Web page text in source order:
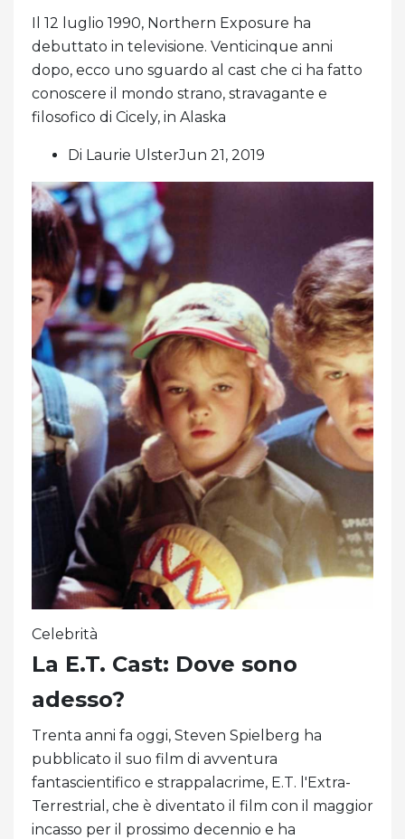
Il 12 luglio 1990, Northern Exposure ha
debuttato in televisione. Venticinque anni
dopo, ecco uno sguardo al cast che ci ha fatto
conoscere il mondo strano, stravagante e
filosofico di Cicely, in Alaska
Di Laurie UlsterJun 21, 2019
Celebrità
La E.T. Cast: Dove sono
adesso?
Trenta anni fa oggi, Steven Spielberg ha
pubblicato il suo film di avventura
fantascientifico e strappalacrime, E.T. l'Extra-
Terrestrial, che è diventato il film con il maggior
incasso per il prossimo decennio e ha